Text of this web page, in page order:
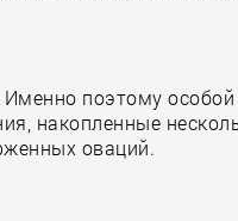
поэтому
накопленные
оваций.